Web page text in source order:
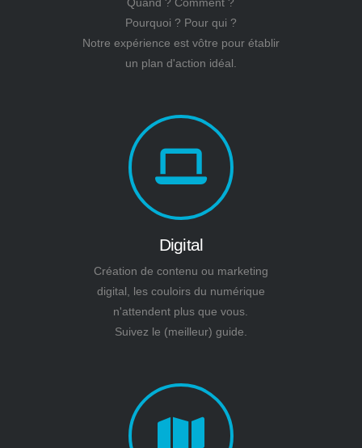
Pourquoi ? Pour qui ?
Notre expérience est vôtre pour établir
un plan d'action idéal.
Digital
Création de contenu ou marketing
digital, les couloirs du numérique
n'attendent plus que vous.
Suivez le (meilleur) guide.